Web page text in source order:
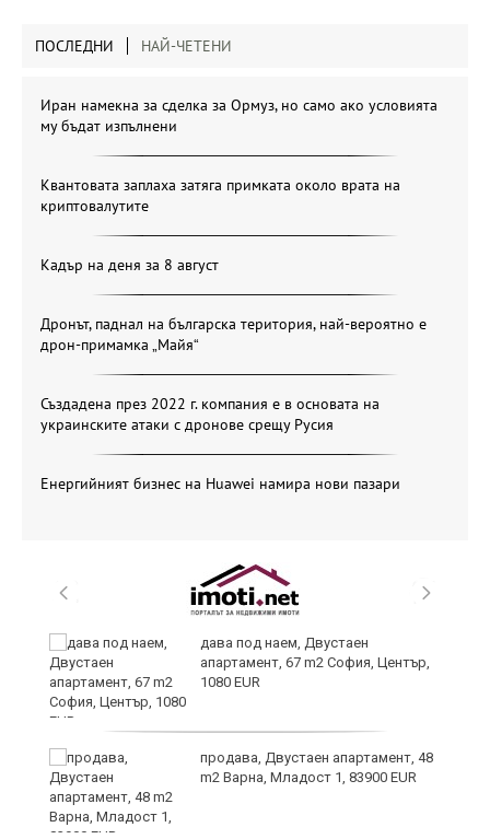
ПОСЛЕДНИ НАЙ-ЧЕТЕНИ
Иран намекна за сделка за Ормуз, но само ако условията
му бъдат изпълнени
Квантовата заплаха затяга примката около врата на
криптовалутите
Кадър на деня за 8 август
Дронът, паднал на българска територия, най-вероятно е
дрон-примамка „Майя“
Създадена през 2022 г. компания е в основата на
украинските атаки с дронове срещу Русия
Енергийният бизнес на Huawei намира нови пазари
дава под наем, Двустаен
апартамент, 67 m2 София, Център,
1080 EUR
продава, Двустаен апартамент, 48
m2 Варна, Младост 1, 83900 EUR